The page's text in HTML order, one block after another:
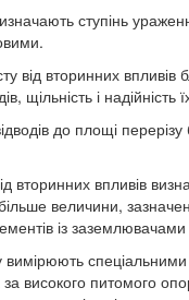
ступінь
від вторинних
щільність і
до площі
вторинних впливів
величини,
із заземлювачами
вимірюють
високого питомого